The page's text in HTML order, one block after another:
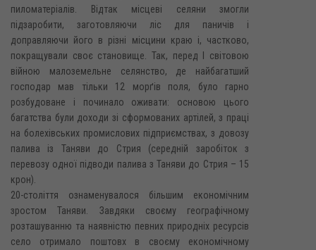
пиломатеріалів. Відтак місцеві селяни змогли
підзаробити, заготовляючи ліс для паничів і
доправляючи його в різні місцини краю і, частково,
покращували своє становище. Так, перед І світовою
війною малоземельне селянство, де найбагатший
господар мав тільки 12 морґів поля, було гарно
розбудоване і починало оживати: основою цього
багатства були доходи зі сформованих артілей, з праці
на болехівських промислових підприємствах, з довозу
палива із Таняви до Стрия (середній заробіток з
перевозу одної підводи палива з Таняви до Стрия – 15
крон).
20-століття ознаменувалося більшим економічним
зростом Таняви. Завдяки своєму географічному
розташуванню та наявністю певних природніх ресурсів
село отримало поштовх в своєму економічному